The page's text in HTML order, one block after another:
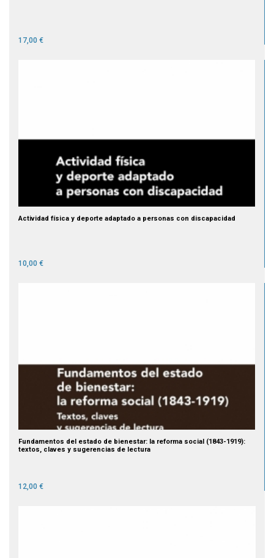
17,00 €
Actividad física y deporte adaptado a personas con discapacidad
10,00 €
Fundamentos del estado de bienestar: la reforma social (1843-1919):
textos, claves y sugerencias de lectura
12,00 €